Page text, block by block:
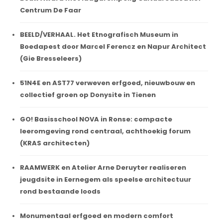
Centrum De Faar
BEELD/VERHAAL. Het Etnografisch Museum in
Boedapest door Marcel Ferencz en Napur Architect
(Gie Bresseleers)
51N4E en AST77 verweven erfgoed, nieuwbouw en
collectief groen op Donysite in Tienen
GO! Basisschool NOVA in Ronse: compacte
leeromgeving rond centraal, achthoekig forum
(KRAS architecten)
RAAMWERK en Atelier Arne Deruyter realiseren
jeugdsite in Eernegem als speelse architectuur
rond bestaande loods
Monumentaal erfgoed en modern comfort